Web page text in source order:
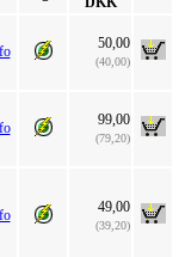
50,00
(40,00)
99,00
(79,20)
49,00
(39,20)